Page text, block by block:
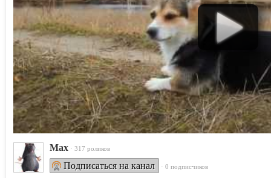
Max · 317 роликов
Подписаться на канал · 0 подписчиков